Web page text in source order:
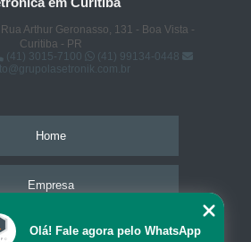
Arthur Geronasso, 131 - Boa Vista -
Curitiba - PR
(41) 3015-7100
(41) 99134-0448
Home
Empresa
Missão
Olá! Fale agora pelo WhatsApp